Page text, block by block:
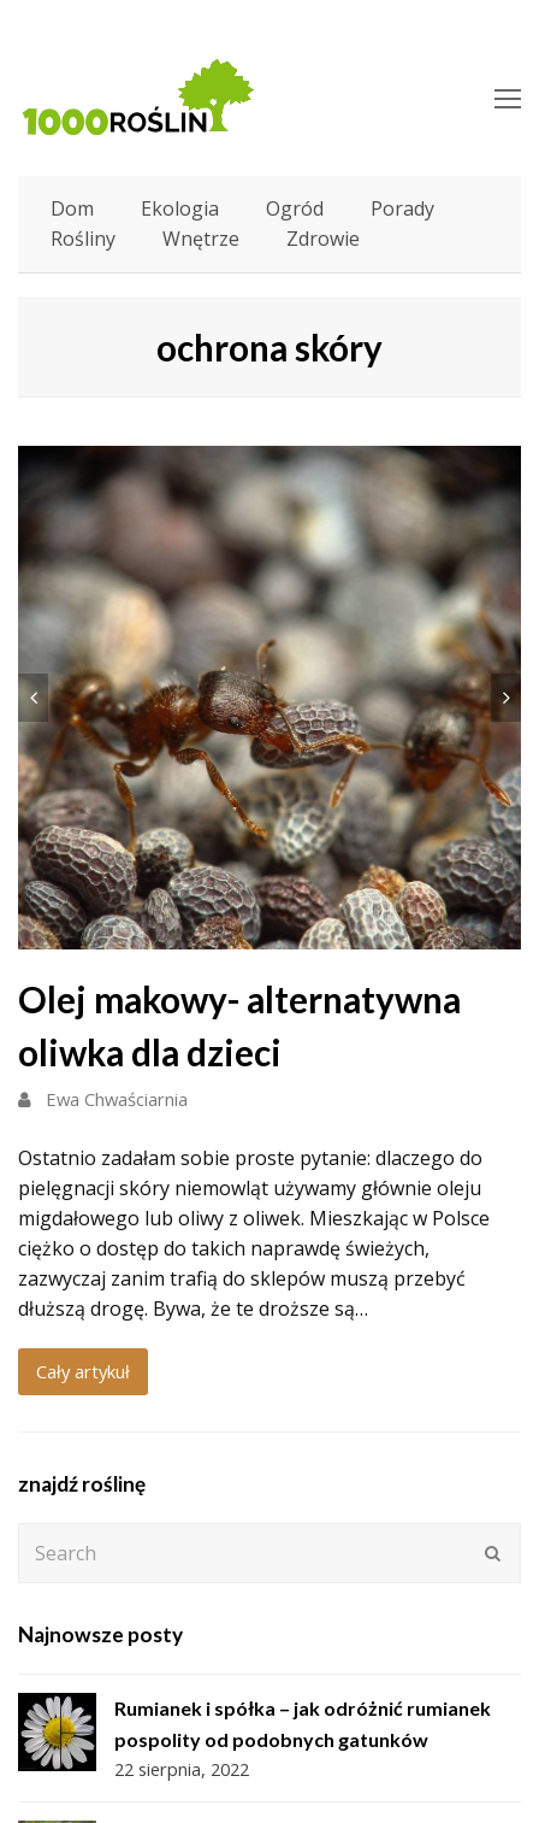
Dom Ekologia Ogród
Porady
Rośliny
Wnętrze Zdrowie
ochrona skóry
Olej makowy- alternatywna
oliwka dla dzieci
Ewa Chwaściarnia
Ostatnio zadałam sobie proste pytanie: dlaczego do
pielęgnacji skóry niemowląt używamy głównie oleju
migdałowego lub oliwy z oliwek. Mieszkając w Polsce
ciężko o dostęp do takich naprawdę świeżych,
zazwyczaj zanim trafią do sklepów muszą przebyć
dłuższą drogę. Bywa, że te droższe są…
Cały artykuł
znajdź roślinę
Najnowsze posty
Rumianek i spółka – jak odróżnić rumianek
pospolity od podobnych gatunków
22 sierpnia, 2022